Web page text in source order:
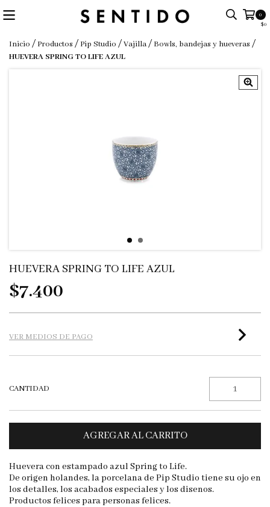
0
$0
Inicio / Productos / Pip Studio /Vajilla/ Bowls, bandejas y hueveras /
HUEVERA SPRING TO LIFE AZUL
HUEVERA SPRING TO LIFE AZUL
$7.400
VER MEDIOS DE PAGO
CANTIDAD
Huevera con estampado azul Spring to Life.
De origen holandes, la porcelana de Pip Studio tiene su ojo en
los detalles, los acabados especiales y los disenos.
Productos felices para personas felices.